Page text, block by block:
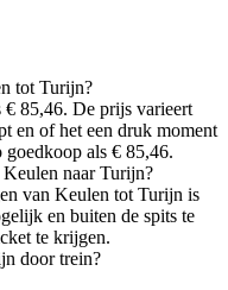
tot Turijn?
85,46. De prijs varieert
en of het een druk moment
als € 85,46.
naar Turijn?
van Keulen tot Turijn is
en buiten de spits te
te krijgen.
door trein?